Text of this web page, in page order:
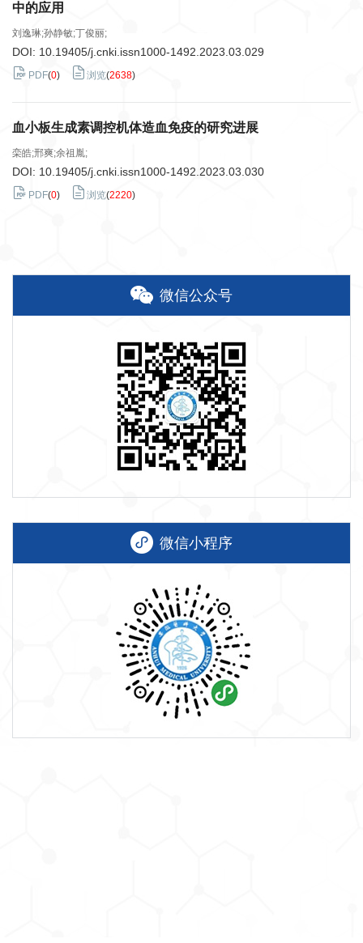
中的应用
刘逸琳;孙静敏;丁俊丽;
DOI: 10.19405/j.cnki.issn1000-1492.2023.03.029
PDF(0) 浏览(2638)
血小板生成素调控机体造血免疫的研究进展
栾皓;邢爽;余祖胤;
DOI: 10.19405/j.cnki.issn1000-1492.2023.03.030
PDF(0) 浏览(2220)
微信公众号
微信小程序